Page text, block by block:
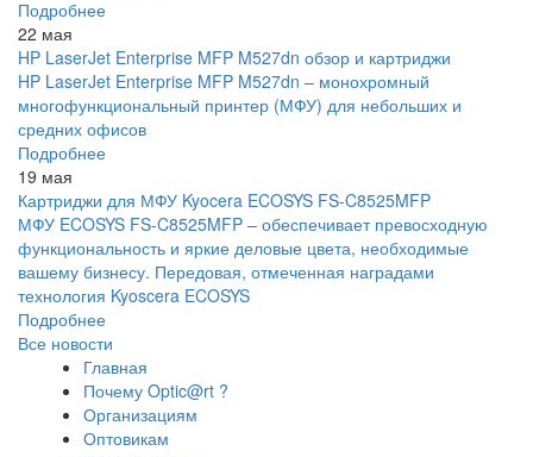
Подробнее
22 мая
HP LaserJet Enterprise MFP M527dn обзор и картриджи
HP LaserJet Enterprise MFP M527dn – монохромный
многофункциональный принтер (МФУ) для небольших и
средних офисов
Подробнее
19 мая
Картриджи для МФУ Kyocera ECOSYS FS-C8525MFP
МФУ ECOSYS FS-C8525MFP – обеспечивает превосходную
функциональность и яркие деловые цвета, необходимые
вашему бизнесу. Передовая, отмеченная наградами
технология Kyoscera ECOSYS
Подробнее
Все новости
Главная
Почему Optic@rt ?
Организациям
Оптовикам